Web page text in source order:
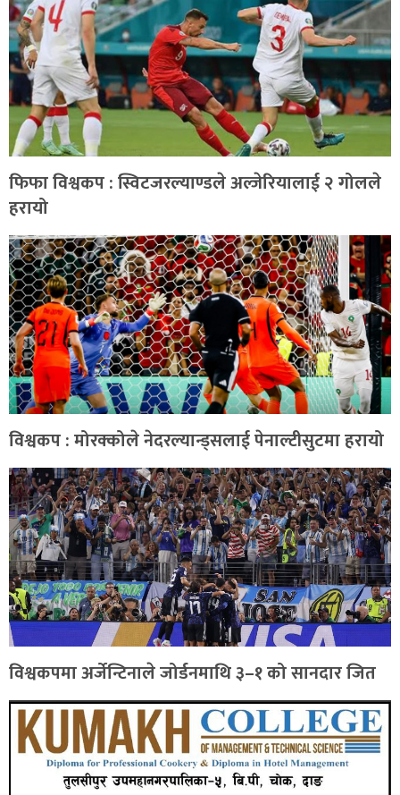
फिफा विश्वकप : स्विटजरल्याण्डले अल्जेरियालाई २ गोलले
हरायो
विश्वकप : मोरक्कोले नेदरल्यान्ड्सलाई पेनाल्टीसुटमा हरायो
विश्वकपमा अर्जेन्टिनाले जोर्डनमाथि ३–१ को सानदार जित